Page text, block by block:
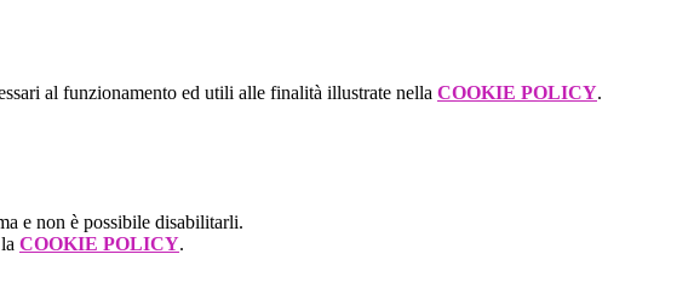
al funzionamento ed utili alle finalità illustrate nella COOKIE POLICY.
e non è possibile disabilitarli.
COOKIE POLICY.